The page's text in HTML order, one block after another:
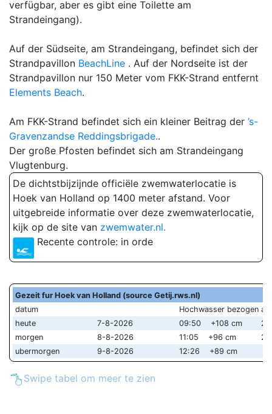
verfügbar, aber es gibt eine Toilette am
Strandeingang).
Auf der Südseite, am Strandeingang, befindet sich der
Strandpavillon BeachLine . Auf der Nordseite ist der
Strandpavillon nur 150 Meter vom FKK-Strand entfernt
Elements Beach.
Am FKK-Strand befindet sich ein kleiner Beitrag der ’s-
Gravenzandse Reddingsbrigade..
Der große Pfosten befindet sich am Strandeingang
Vlugtenburg.
De dichtstbijzijnde officiële zwemwaterlocatie is
Hoek van Holland op 1400 meter afstand. Voor
uitgebreide informatie over deze zwemwaterlocatie,
kijk op de site van zwemwater.nl.
Recente controle: in orde
Gezeit fur Hoek van Holland (source Getij.rws.nl)
datum
Hochwasser bezogen
heute
7-8-2026 09:50 +108 cm
morgen
8-8-2026 11:05 +96 cm
ubermorgen
9-8-2026 12:26 +89 cm
Swipe tabel om meer te zien